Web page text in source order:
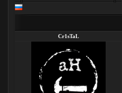
Cr1sTaL